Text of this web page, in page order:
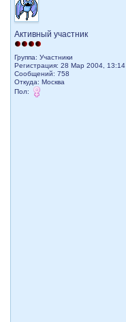
Активный участник
Группа: Участники
Регистрация: 28 Мар 2004, 13:14
Сообщений: 758
Откуда: Москва
Пол: